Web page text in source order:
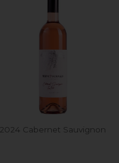
2024 Cabernet Sauvignon